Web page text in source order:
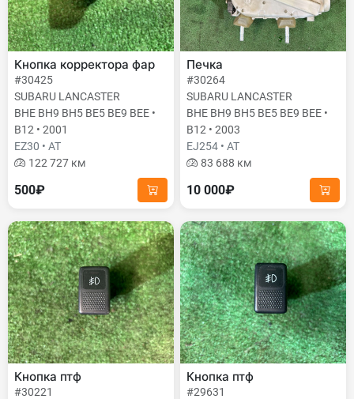
Кнопка корректора фар
#30425
SUBARU LANCASTER
BHE BH9 BH5 BE5 BE9 BEE •
B12 • 2001
EZ30 • AT
122 727 км
500₽
Печка
#30264
SUBARU LANCASTER
BHE BH9 BH5 BE5 BE9 BEE •
B12 • 2003
EJ254 • AT
83 688 км
10 000₽
Кнопка птф
#30221
Кнопка птф
#29631